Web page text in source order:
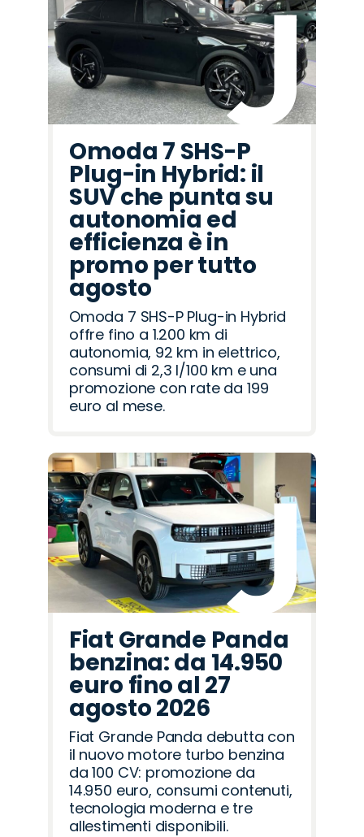
Omoda 7 SHS-P
Plug-in Hybrid: il
SUV che punta su
autonomia ed
efficienza è in
promo per tutto
agosto
Omoda 7 SHS-P Plug-in Hybrid
offre fino a 1.200 km di
autonomia, 92 km in elettrico,
consumi di 2,3 l/100 km e una
promozione con rate da 199
euro al mese.
Fiat Grande Panda
benzina: da 14.950
euro fino al 27
agosto 2026
Fiat Grande Panda debutta con
il nuovo motore turbo benzina
da 100 CV: promozione da
14.950 euro, consumi contenuti,
tecnologia moderna e tre
allestimenti disponibili.